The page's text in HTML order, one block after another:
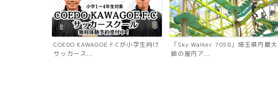
COEDO KAWAGOE F.Cが小学生向け
サッカース...
「Sky Walker 7058」埼玉県内最大
級の屋内ア...